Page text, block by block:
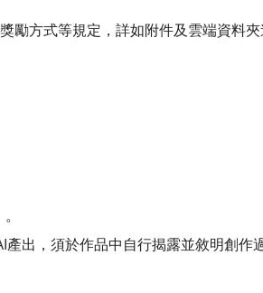
勵方式等規定，詳如附件及雲端資料夾
。
出，須於作品中自行揭露並敘明創作過